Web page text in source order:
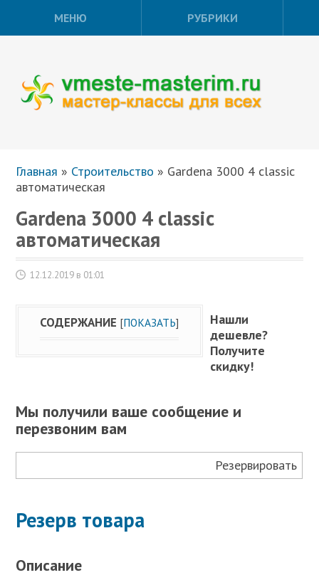
МЕНЮ РУБРИКИ
Главная » Строительство » Gardena 3000 4 classic
автоматическая
Gardena 3000 4 classic
автоматическая
12.12.2019 в 01:01
СОДЕРЖАНИЕ [ПОКАЗАТЬ]
Нашли
дешевле?
Получите
скидку!
Мы получили ваше сообщение и
перезвоним вам
Резервировать
Резерв товара
Описание